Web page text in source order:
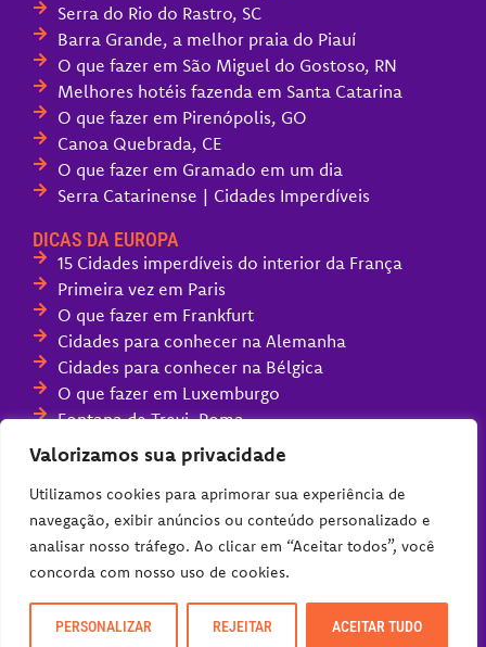
Valorizamos sua privacidade
Utilizamos cookies para aprimorar sua experiência de
navegação, exibir anúncios ou conteúdo personalizado e
analisar nosso tráfego. Ao clicar em “Aceitar todos”, você
concorda com nosso uso de cookies.
PERSONALIZAR REJEITAR ACEITAR TUDO
Serra do Rio do Rastro, SC
Barra Grande, a melhor praia do Piauí
O que fazer em São Miguel do Gostoso, RN
Melhores hotéis fazenda em Santa Catarina
O que fazer em Pirenópolis, GO
Canoa Quebrada, CE
O que fazer em Gramado em um dia
Serra Catarinense | Cidades Imperdíveis
DICAS DA EUROPA
15 Cidades imperdíveis do interior da França
Primeira vez em Paris
O que fazer em Frankfurt
Cidades para conhecer na Alemanha
Cidades para conhecer na Bélgica
O que fazer em Luxemburgo
Fontana de Trevi, Roma
Melhores parques de diversões da Europa
Compras na Alemanha (guia completo)